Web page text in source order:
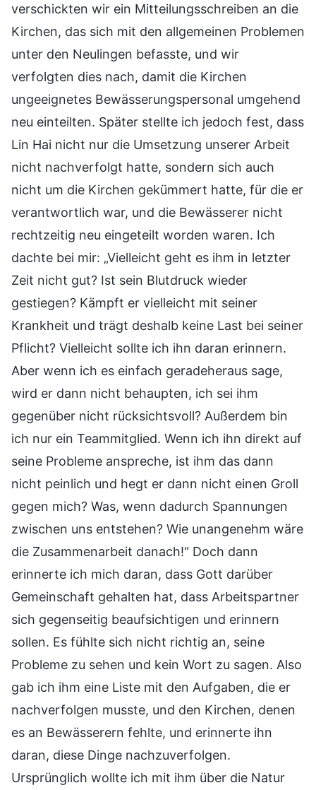
verschickten wir ein Mitteilungsschreiben an die
Kirchen, das sich mit den allgemeinen Problemen
unter den Neulingen befasste, und wir
verfolgten dies nach, damit die Kirchen
ungeeignetes Bewässerungspersonal umgehend
neu einteilten. Später stellte ich jedoch fest, dass
Lin Hai nicht nur die Umsetzung unserer Arbeit
nicht nachverfolgt hatte, sondern sich auch
nicht um die Kirchen gekümmert hatte, für die er
verantwortlich war, und die Bewässerer nicht
rechtzeitig neu eingeteilt worden waren. Ich
dachte bei mir: „Vielleicht geht es ihm in letzter
Zeit nicht gut? Ist sein Blutdruck wieder
gestiegen? Kämpft er vielleicht mit seiner
Krankheit und trägt deshalb keine Last bei seiner
Pflicht? Vielleicht sollte ich ihn daran erinnern.
Aber wenn ich es einfach geradeheraus sage,
wird er dann nicht behaupten, ich sei ihm
gegenüber nicht rücksichtsvoll? Außerdem bin
ich nur ein Teammitglied. Wenn ich ihn direkt auf
seine Probleme anspreche, ist ihm das dann
nicht peinlich und hegt er dann nicht einen Groll
gegen mich? Was, wenn dadurch Spannungen
zwischen uns entstehen? Wie unangenehm wäre
die Zusammenarbeit danach!“ Doch dann
erinnerte ich mich daran, dass Gott darüber
Gemeinschaft gehalten hat, dass Arbeitspartner
sich gegenseitig beaufsichtigen und erinnern
sollen. Es fühlte sich nicht richtig an, seine
Probleme zu sehen und kein Wort zu sagen. Also
gab ich ihm eine Liste mit den Aufgaben, die er
nachverfolgen musste, und den Kirchen, denen
es an Bewässerern fehlte, und erinnerte ihn
daran, diese Dinge nachzuverfolgen.
Ursprünglich wollte ich mit ihm über die Natur